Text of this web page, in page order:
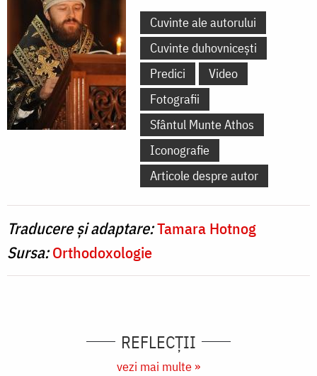
Cuvinte ale autorului
Cuvinte duhovnicești
Predici
Video
Fotografii
Sfântul Munte Athos
Iconografie
Articole despre autor
Traducere și adaptare:Tamara Hotnog
Sursa:Orthodoxologie
REFLECȚII
vezi mai multe »